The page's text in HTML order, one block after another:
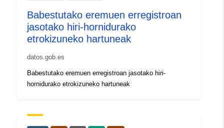
Babestutako eremuen erregistroan
jasotako hiri-hornidurako
etrokizuneko hartuneak
datos.gob.es
Babestutako eremuen erregistroan jasotako hiri-
hornidurako etrokizuneko hartuneak